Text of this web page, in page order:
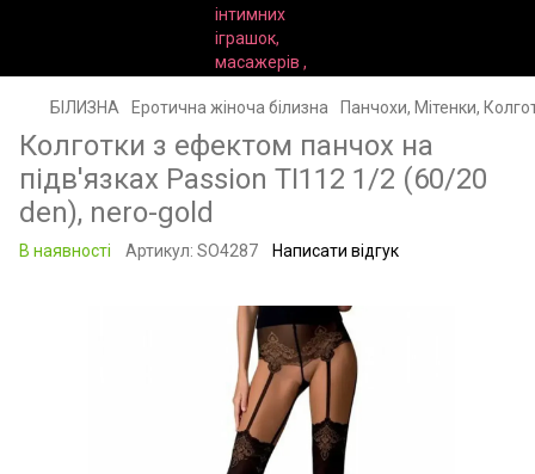
БІЛИЗНА Еротична жіноча білизна Панчохи, Мітенки,
Колготки з ефектом панчох на
підв'язках Passion TI112 1/2 (60/20
den), nero-gold
В наявності Артикул: SO4287 Написати відгук